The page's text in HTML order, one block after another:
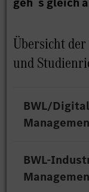
Übersicht
und
BWL/
Zielsetzung
fundierten
BWL-